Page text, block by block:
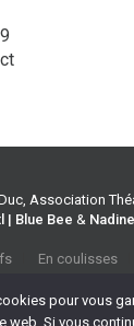
Association
| Blue Bee &
En coulisses
en-Provence
pour vous
web. Si vous